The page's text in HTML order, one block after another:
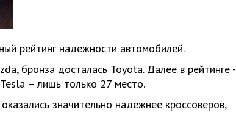
рейтинг надежности автомобилей.
бронза досталась Toyota. Далее в рейтинге -
– лишь только 27 место.
значительно надежнее кроссоверов,